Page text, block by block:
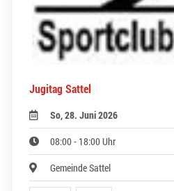
Jugitag Sattel
So, 28. Juni 2026
08:00 - 18:00 Uhr
Gemeinde Sattel